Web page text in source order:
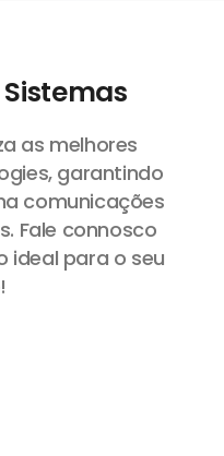
as melhores
garantindo
comunicações
Fale connosco
ideal para o seu